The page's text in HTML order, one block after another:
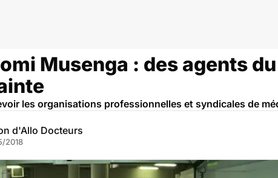
Musenga : des agents
les organisations professionnelles et syndicales de
d'Allo Docteurs
2018